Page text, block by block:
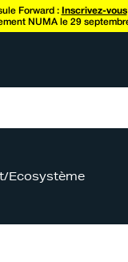
Forward : Inscrivez-vous
NUMA le 29
/Ecosystème